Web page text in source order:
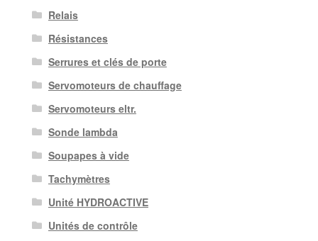
Relais
Résistances
Serrures et clés de porte
Servomoteurs de chauffage
Servomoteurs eltr.
Sonde lambda
Soupapes à vide
Tachymètres
Unité HYDROACTIVE
Unités de contrôle